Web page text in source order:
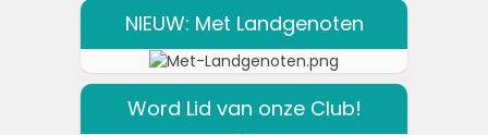
NIEUW: Met Landgenoten
Word Lid van onze Club!